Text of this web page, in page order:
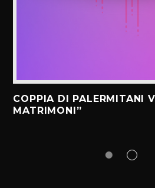
COPPIA DI PALERMITANI
MATRIMONI”